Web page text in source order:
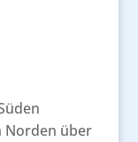
Norden über